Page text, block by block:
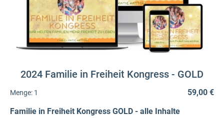
2024 Familie in Freiheit Kongress - GOLD
Menge: 1
59,00 €
Familie in Freiheit Kongress GOLD - alle Inhalte